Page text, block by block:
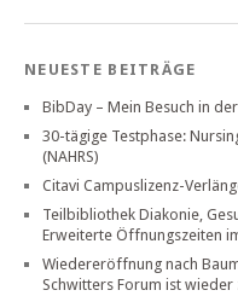
NEUESTE BEITRÄGE
BibDay – Mein Besuch in
30-tägige Testphase:
(NAHRS)
Citavi Campuslizenz-
Teilbibliothek Diakonie,
Erweiterte Öffnungszeiten
Wiedereröffnung nach
Schwitters Forum ist wieder